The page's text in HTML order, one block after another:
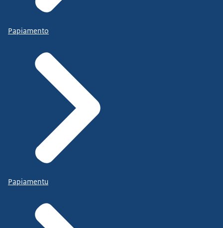
Papiamento
Papiamentu